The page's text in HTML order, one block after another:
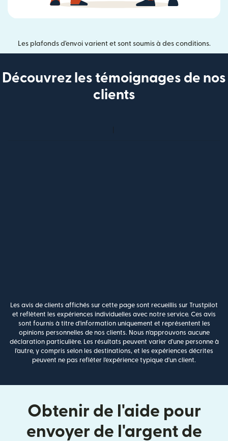
Les plafonds d'envoi varient et sont soumis à des conditions.
Découvrez les témoignages de nos
clients
Les avis de clients affichés sur cette page sont recueillis sur Trustpilot
et reflètent les expériences individuelles avec notre service. Ces avis
sont fournis à titre d'information uniquement et représentent les
opinions personnelles de nos clients. Nous n'approuvons aucune
déclaration particulière. Les résultats peuvent varier d'une personne à
l'autre, y compris selon les destinations, et les expériences décrites
peuvent ne pas refléter l'expérience typique d'un client.
Obtenir de l'aide pour
envoyer de l'argent de